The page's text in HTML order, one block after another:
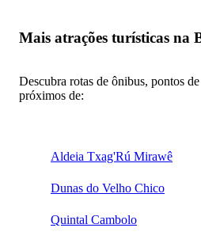
Mais atrações turísticas na
Descubra rotas de ônibus, pontos
próximos de:
Aldeia Txag'Rú Mirawê
Dunas do Velho Chico
Quintal Cambolo